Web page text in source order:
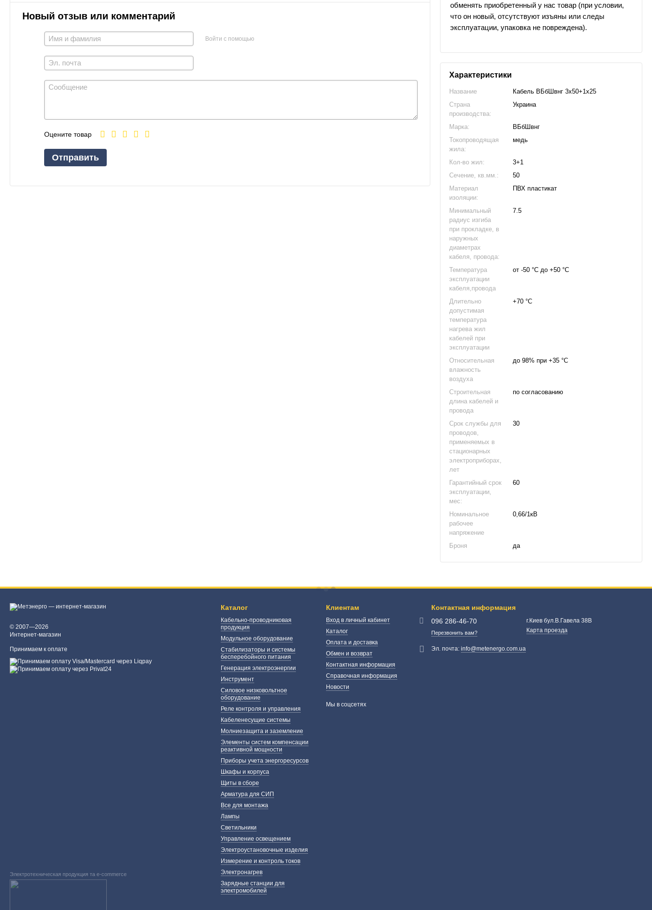
Новый отзыв или комментарий
Войти с помощью
Оцените товар
Отправить
обменять приобретенный у нас товар (при условии,
что он новый, отсутствуют изъяны или следы
эксплуатации, упаковка не повреждена).
Характеристики
Название
Кабель ВБбШвнг 3х50+1х25
Страна
производства:
Украина
Марка:
ВБбШвнг
Токопроводящая
жила:
медь
Кол-во жил:
3+1
Сечение, кв.мм.:
50
Материал
изоляции:
ПВХ пластикат
Минимальный
радиус изгиба
при прокладке, в
наружных
диаметрах
кабеля, провода:
7.5
Температура
эксплуатации
кабеля,провода
от -50 °С до +50 °С
Длительно
допустимая
температура
нагрева жил
кабелей при
эксплуатации
+70 °С
Относительная
влажность
воздуха
до 98% при +35 °С
Строительная
длина кабелей и
провода
по согласованию
Срок службы для
проводов,
применяемых в
стационарных
электроприборах,
лет
30
Гарантийный срок
эксплуатации,
мес:
60
Номинальное
рабочее
напряжение
0,66/1кВ
Броня да
© 2007—2026
Интернет-магазин
Принимаем к оплате
Каталог
Кабельно-проводниковая
продукция
Модульное оборудование
Стабилизаторы и системы
бесперебойного питания
Генерация электроэнергии
Инструмент
Силовое низковольтное
оборудование
Реле контроля и управления
Кабеленесущие системы
Молниезащита и заземление
Элементы систем компенсации
реактивной мощности
Приборы учета энергоресурсов
Шкафы и корпуса
Щиты в сборе
Арматура для СИП
Все для монтажа
Лампы
Светильники
Управление освещением
Электроустановочные изделия
Измерение и контроль токов
Электронагрев
Зарядные станции для
электромобилей
Клиентам
Вход в личный кабинет
Каталог
Оплата и доставка
Обмен и возврат
Контактная информация
Справочная информация
Новости
Мы в соцсетях
Контактная информация
096 286-46-70
Перезвонить вам?
г.Киев бул.В.Гавела 38В
Карта проезда
Эл. почта:info@metenergo.com.ua
Электротехническая продукция та e-commerce